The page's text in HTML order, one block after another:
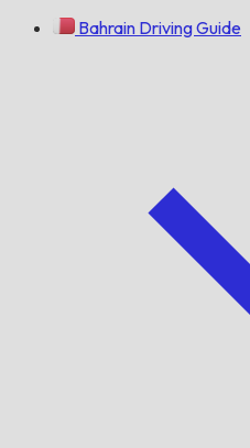
Bahrain Driving Guide